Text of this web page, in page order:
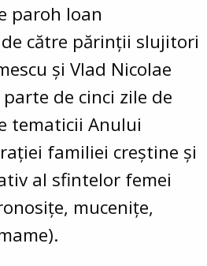
paroh Ioan
către părinții slujitori
şi Vlad Nicolae
de cinci zile de
tematicii Anului
familiei creștine și
al sfintelor femei
mucenițe,